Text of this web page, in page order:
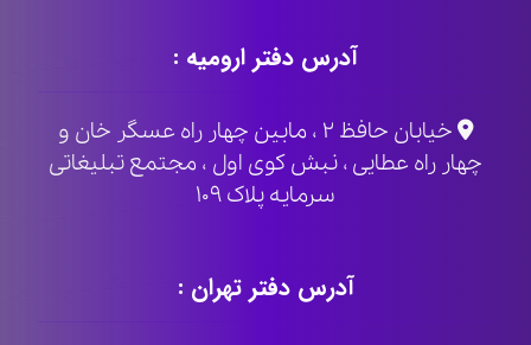
آدرس دفتر ارومیه :
خیابان حافظ ۲ ، مابین چهار راه عسگر خان و
چهار راه عطایی ، نبش کوی اول ، مجتمع تبلیغاتی
سرمایه پلاک ۱۰۹
آدرس دفتر تهران :